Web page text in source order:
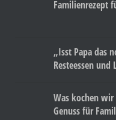
Familienrezept
„Isst Papa das
Resteessen
Was kochen wir
Genuss für